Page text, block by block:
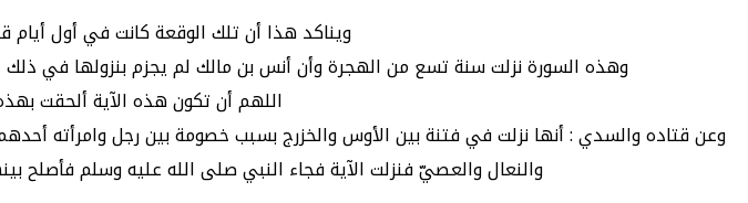
ويناكد هذا أن تلك الوقعة كانت في أول
وهذه السورة نزلت سنة تسع من الهجرة وأن أنس بن مالك لم يجزم بنزولها في ذلك
اللهم أن تكون هذه الآية ألحقت
وعن قتاده والسدي : أنها نزلت في فتنة بين الأوس والخزرج بسبب خصومة بين رجل وامرأته
والنعال والعصيّ فنزلت الآية فجاء النبي صلى الله عليه وسلم فأصلح